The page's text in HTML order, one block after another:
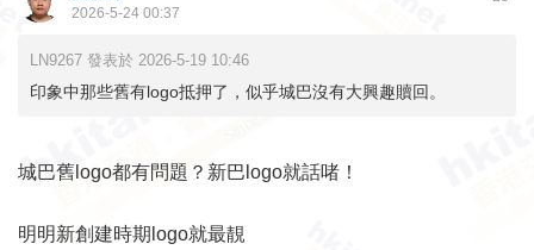
2026-5-24 00:37
LN9267 發表於 2026-5-19 10:46
印象中那些舊有logo抵押了，似乎城巴沒有大興趣贖回。
城巴舊logo都有問題？新巴logo就話啫！
明明新創建時期logo就最靚